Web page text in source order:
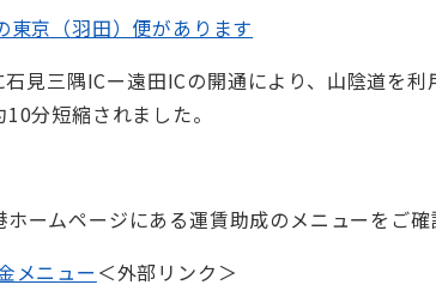
東京（羽田）便があります
三隅ICー遠田ICの開通により、山陰道を利
分短縮されました。
ームページにある運賃助成のメニューをご確
メニュー ＜外部リンク＞